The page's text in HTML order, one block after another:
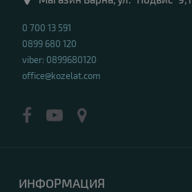
0 700 13 591
0899 680 120
viber: 0899680120
office@kozelat.com
ИНФОРМАЦИЯ